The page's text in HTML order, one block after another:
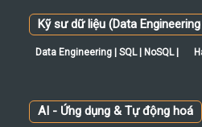
Kỹ sư dữ liệu (Data
Data Engineering | SQL | NoSQL |
AI - Ứng dụng & Tự động hoá